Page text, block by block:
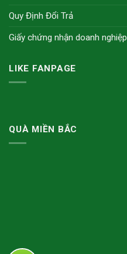
Quy Định Đổi Trả
Giấy chứng nhận doanh nghiệp
LIKE FANPAGE
QUÀ MIỀN BẮC